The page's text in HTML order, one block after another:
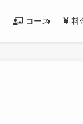
コース 料